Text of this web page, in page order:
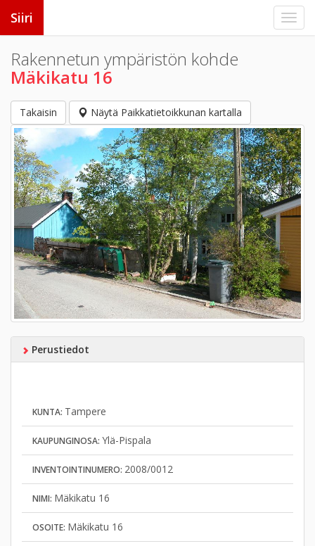
Siiri
Rakennetun ympäristön kohde
Mäkikatu 16
Takaisin Näytä Paikkatietoikkunan kartalla
Perustiedot
KUNTA: Tampere
KAUPUNGINOSA: Ylä-Pispala
INVENTOINTINUMERO: 2008/0012
NIMI: Mäkikatu 16
OSOITE: Mäkikatu 16